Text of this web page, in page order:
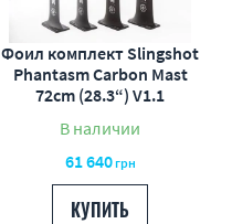
Фоил комплект Slingshot
Phantasm Carbon Mast
72cm (28.3“) V1.1
В наличии
61 640грн
КУПИТЬ